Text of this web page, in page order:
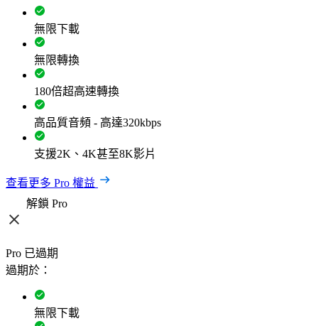
無限下載
無限轉換
180倍超高速轉換
高品質音頻 - 高達320kbps
支援2K、4K甚至8K影片
查看更多 Pro 權益
解鎖 Pro
Pro 已過期
過期於：
無限下載